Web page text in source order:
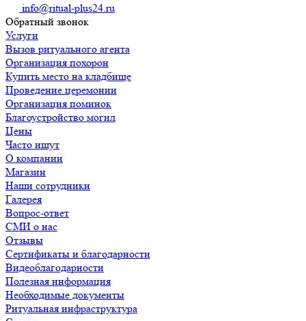
info@ritual-plus24.ru
Обратный звонок
Услуги
Вызов ритуального агента
Организация похорон
Купить место на кладбище
Проведение церемонии
Организация поминок
Благоустройство могил
Цены
Часто ищут
О компании
Магазин
Наши сотрудники
Галерея
Вопрос-ответ
СМИ о нас
Отзывы
Сертификаты и благодарности
Видеоблагодарности
Полезная информация
Необходимые документы
Ритуальная инфраструктура